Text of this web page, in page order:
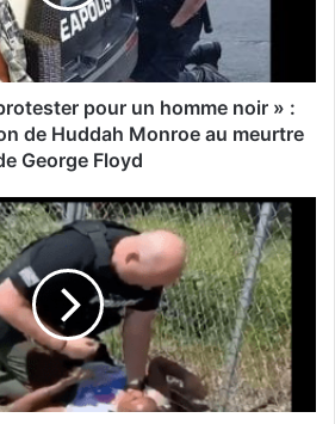
pour un homme noir » :
de Huddah Monroe au meurtre
George Floyd